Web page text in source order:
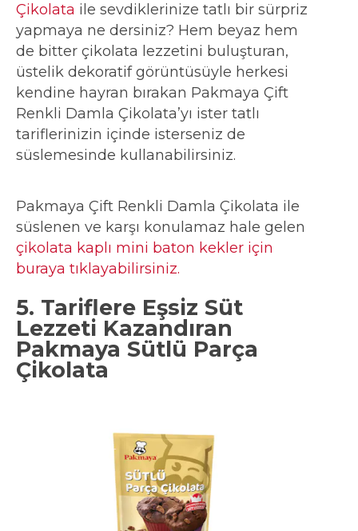
Çikolata ile sevdiklerinize tatlı bir sürpriz
yapmaya ne dersiniz? Hem beyaz hem
de bitter çikolata lezzetini buluşturan,
üstelik dekoratif görüntüsüyle herkesi
kendine hayran bırakan Pakmaya Çift
Renkli Damla Çikolata’yı ister tatlı
tariflerinizin içinde isterseniz de
süslemesinde kullanabilirsiniz.
Pakmaya Çift Renkli Damla Çikolata ile
süslenen ve karşı konulamaz hale gelen
çikolata kaplı mini baton kekler için
buraya tıklayabilirsiniz.
5. Tariflere Eşsiz Süt
Lezzeti Kazandıran
Pakmaya Sütlü Parça
Çikolata